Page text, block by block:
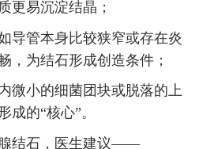
更易沉淀结晶；
导管本身比较狭窄或存在炎
，为结石形成创造条件；
微小的细菌团块或脱落的上
成的“核心”。
结石，医生建议——